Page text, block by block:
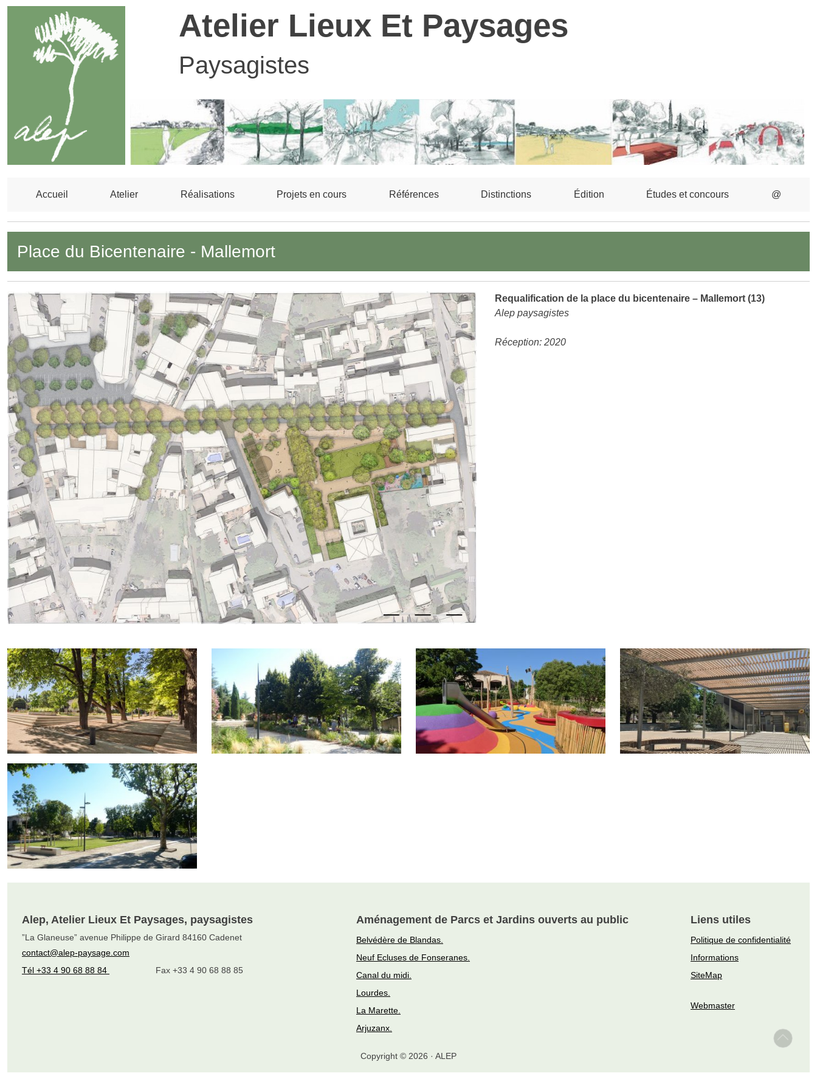
Atelier Lieux Et Paysages
Paysagistes
Accueil Atelier Réalisations Projets en cours Références Distinctions Édition Études et concours @
Place du Bicentenaire - Mallemort
Requalification de la place du bicentenaire – Mallemort (13)
Alep paysagistes
Réception: 2020
Alep, Atelier Lieux Et Paysages, paysagistes
”La Glaneuse” avenue Philippe de Girard 84160 Cadenet
contact@alep-paysage.com
Tél +33 4 90 68 88 84
Fax +33 4 90 68 88 85
Aménagement de Parcs et Jardins ouverts au public
Belvédère de Blandas.
Neuf Ecluses de Fonseranes.
Canal du midi.
Lourdes.
La Marette.
Arjuzanx.
Liens utiles
Politique de confidentialité
Informations
SiteMap
Webmaster
Copyright © 2026 · ALEP